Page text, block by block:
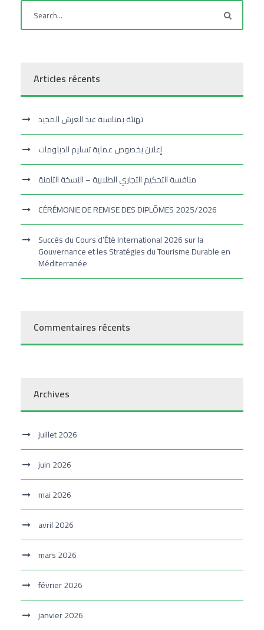
Articles récents
تهنئة بمناسبة عيد العرش المجيد
إعلان بخصوص عملية تسليم الدبلومات
منافسة التحكيم التجاري الطلابية – النسخة الثامنة
CÉRÉMONIE DE REMISE DES DIPLÔMES 2025/2026
Succès du Cours d’Été International 2026 sur la
Gouvernance et les Stratégies du Tourisme Durable en
Méditerranée
Commentaires récents
Archives
juillet 2026
juin 2026
mai 2026
avril 2026
mars 2026
février 2026
janvier 2026